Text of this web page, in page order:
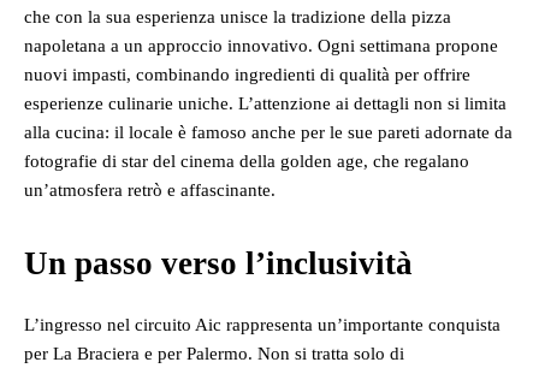
che con la sua esperienza unisce la tradizione della pizza
napoletana a un approccio innovativo. Ogni settimana propone
nuovi impasti, combinando ingredienti di qualità per offrire
esperienze culinarie uniche. L’attenzione ai dettagli non si limita
alla cucina: il locale è famoso anche per le sue pareti adornate da
fotografie di star del cinema della golden age, che regalano
un’atmosfera retrò e affascinante.
Un passo verso l’inclusività
L’ingresso nel circuito Aic rappresenta un’importante conquista
per La Braciera e per Palermo. Non si tratta solo di